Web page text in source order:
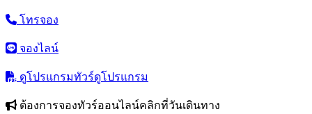
โทรจอง
จองไลน์
ดูโปรแกรมทัวร์ดูโปรแกรม
ต้องการจองทัวร์ออนไลน์คลิกที่วันเดินทาง